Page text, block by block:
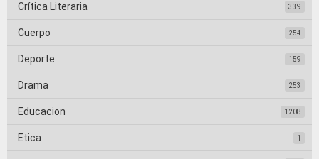
Crítica Literaria 339
Cuerpo 254
Deporte 159
Drama 253
Educacion 1208
Etica 1